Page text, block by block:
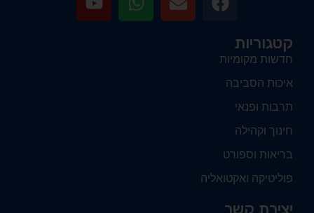
קטגוריות
חדשות מקומיות
איכות הסביבה
תרבות ופנאי
חינוך וקהילה
בריאות וספורט
פוליטיקה ואקטואליה
יצירת קשר